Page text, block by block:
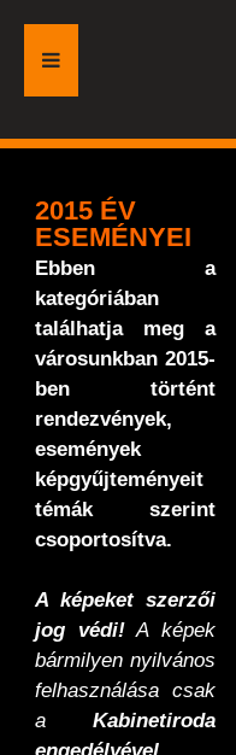
FŐOLDAL
GALÉRIA
ESEMÉNYEK
VÁROSI HONLAP
2015 ÉV
ESEMÉNYEI
Ebben a
kategóriában
találhatja meg a
városunkban 2015-
ben történt
rendezvények,
események
képgyűjteményeit
témák szerint
csoportosítva.
A képeket szerzői
jog védi!A képek
bármilyen nyilvános
felhasználása csak
a Kabinetiroda